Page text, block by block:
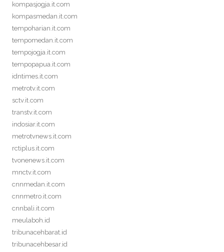
kompasjogja.it.com
kompasmedan.it.com
tempoharian.it.com
tempomedan.it.com
tempojogja.it.com
tempopapua.it.com
idntimes.it.com
metrotv.it.com
sctv.it.com
transtv.it.com
indosiar.it.com
metrotvnews.it.com
rctiplus.it.com
tvonenews.it.com
mnctv.it.com
cnnmedan.it.com
cnnmetro.it.com
cnnbali.it.com
meulaboh.id
tribunacehbarat.id
tribunacehbesar.id